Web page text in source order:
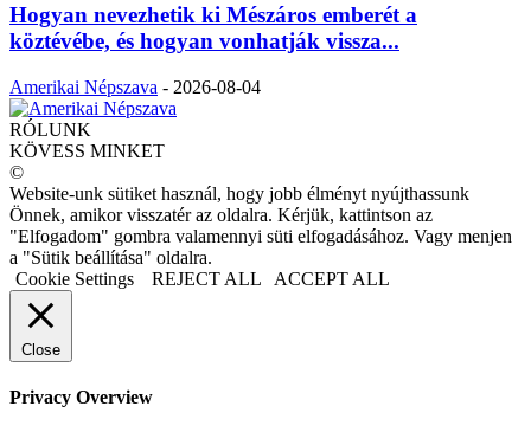
Hogyan nevezhetik ki Mészáros emberét a
köztévébe, és hogyan vonhatják vissza...
Amerikai Népszava - 2026-08-04
RÓLUNK
KÖVESS MINKET
©
Website-unk sütiket használ, hogy jobb élményt nyújthassunk
Önnek, amikor visszatér az oldalra. Kérjük, kattintson az
"Elfogadom" gombra valamennyi süti elfogadásához. Vagy menjen
a "Sütik beállítása" oldalra.
Cookie Settings
REJECT ALL ACCEPT ALL
Close
Privacy Overview